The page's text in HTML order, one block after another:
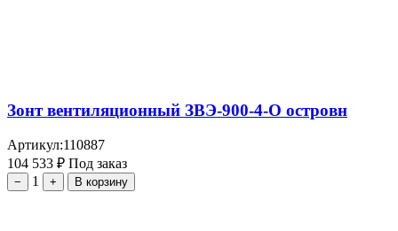
Зонт вентиляционный ЗВЭ-900-4-О островн
Артикул:110887
104 533 ₽ Под заказ
− 1 + В корзину